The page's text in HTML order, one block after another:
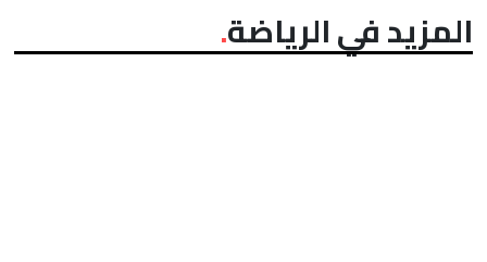
المزيد في الرياضة